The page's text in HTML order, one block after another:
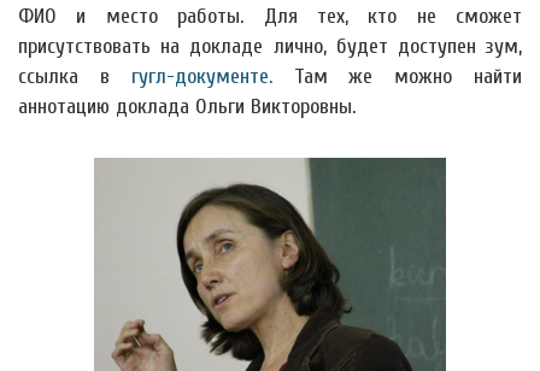
ФИО и место работы. Для тех, кто не сможет
присутствовать на докладе лично, будет доступен зум,
ссылка в гугл-документе.Там же можно найти
аннотацию доклада Ольги Викторовны.